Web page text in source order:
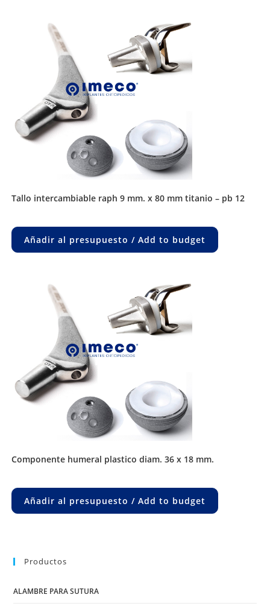
tallo intercambiable raph 9 mm. x 80 mm titanio – pb 12
Añadir al presupuesto / Add to budget
componente humeral plastico diam. 36 x 18 mm.
Añadir al presupuesto / Add to budget
Productos
ALAMBRE PARA SUTURA